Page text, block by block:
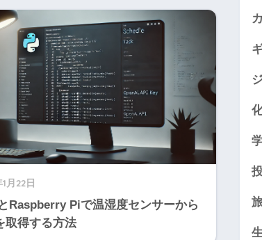
月22日
Raspberry Piで温湿度センサーから
取得する方法